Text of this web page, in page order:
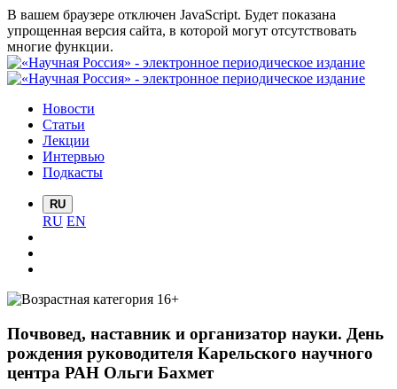
В вашем браузере отключен JavaScript. Будет показана
упрощенная версия сайта, в которой могут отсутствовать
многие функции.
Новости
Статьи
Лекции
Интервью
Подкасты
RU
RU EN
Почвовед, наставник и организатор науки. День
рождения руководителя Карельского научного
центра РАН Ольги Бахмет